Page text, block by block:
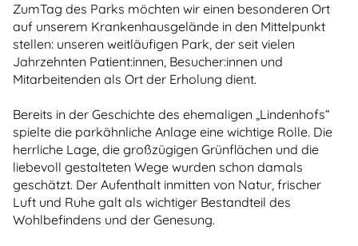
ZumTag des Parks möchten wir einen besonderen Ort
auf unserem Krankenhausgelände in den Mittelpunkt
stellen: unseren weitläufigen Park, der seit vielen
Jahrzehnten Patient:innen, Besucher:innen und
Mitarbeitenden als Ort der Erholung dient.
Bereits in der Geschichte des ehemaligen „Lindenhofs“
spielte die parkähnliche Anlage eine wichtige Rolle. Die
herrliche Lage, die großzügigen Grünflächen und die
liebevoll gestalteten Wege wurden schon damals
geschätzt. Der Aufenthalt inmitten von Natur, frischer
Luft und Ruhe galt als wichtiger Bestandteil des
Wohlbefindens und der Genesung.